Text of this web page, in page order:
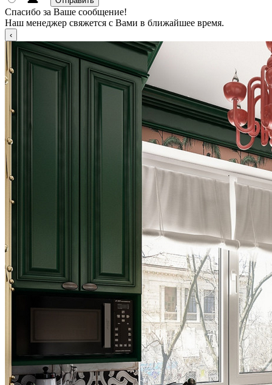
Спасибо за Ваше сообщение!
Наш менеджер свяжется с Вами в ближайшее время.